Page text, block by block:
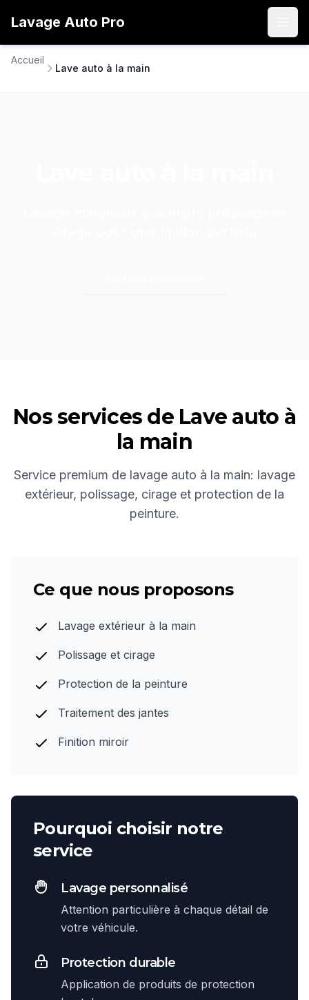
Lavage Auto Pro
Accueil
Lave auto à la main
Nos services de Lave auto à
la main
Service premium de lavage auto à la main: lavage
extérieur, polissage, cirage et protection de la
peinture.
Ce que nous proposons
Lavage extérieur à la main
Polissage et cirage
Protection de la peinture
Traitement des jantes
Finition miroir
Pourquoi choisir notre
service
Lavage personnalisé
Attention particulière à chaque détail de
votre véhicule.
Protection durable
Application de produits de protection